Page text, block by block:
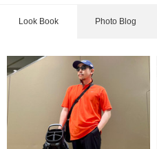
Look Book Photo Blog